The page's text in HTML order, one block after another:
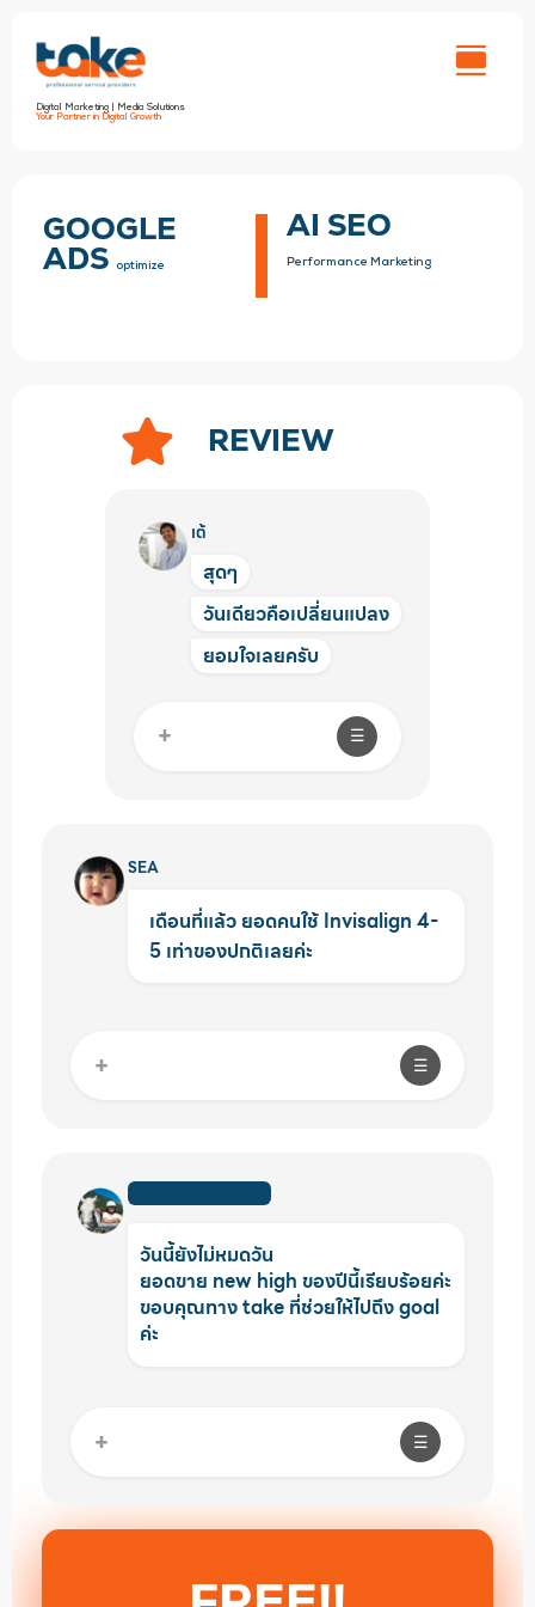
content
Digital Marketing | Media Solutions
Your Partner in Digital Growth
GOOGLE
ADS optimize
AI SEO
Performance Marketing
REVIEW
SEA
เดือนที่แล้ว ยอดคนใช้ Invisalign 4-
5 เท่าของปกติเลยค่ะ
+ ☰
เต้
สุดๆ
วันเดียวคือเปลี่ยนแปลง
ยอมใจเลยครับ
+ ☰
วันนี้ยังไม่หมดวัน
ยอดขาย new high ของปีนี้เรียบร้อยค่ะ
ขอบคุณทาง take ที่ช่วยให้ไปถึง goal
ค่ะ
+ ☰